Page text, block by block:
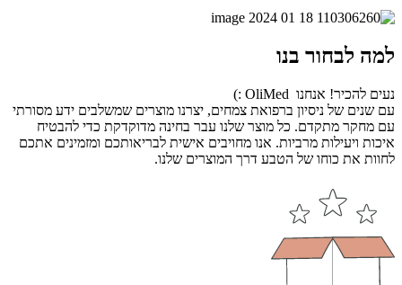
למה לבחור בנו
נעים להכיר! אנחנו OliMed :)
עם שנים של ניסיון ברפואת צמחים, יצרנו מוצרים שמשלבים ידע מסורתי
עם מחקר מתקדם. כל מוצר שלנו עבר בחינה מדוקדקת כדי להבטיח
איכות ויעילות מרביות. אנו מחויבים אישית לבריאותכם ומזמינים אתכם
לחוות את כוחו של הטבע דרך המוצרים שלנו.